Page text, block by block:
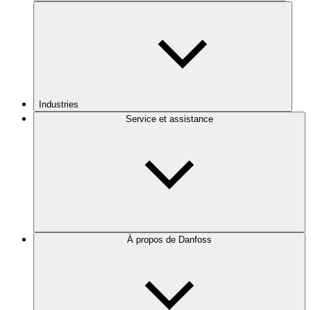
Industries
Service et assistance
À propos de Danfoss